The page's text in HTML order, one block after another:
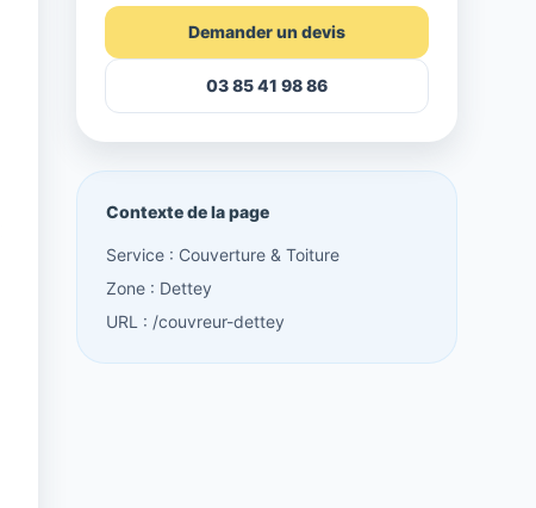
Demander un devis
03 85 41 98 86
Contexte de la page
Service : Couverture & Toiture
Zone : Dettey
URL : /couvreur-dettey